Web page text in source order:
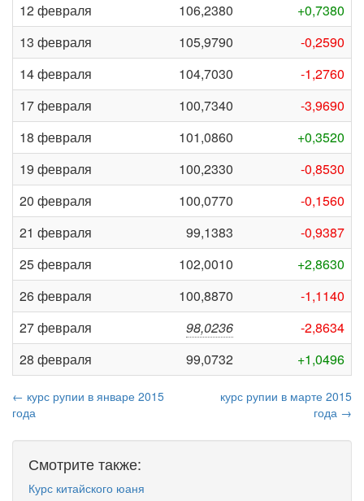
12 февраля
106,2380
+0,7380
13 февраля
105,9790
-0,2590
14 февраля
104,7030
-1,2760
17 февраля
100,7340
-3,9690
18 февраля
101,0860
+0,3520
19 февраля
100,2330
-0,8530
20 февраля
100,0770
-0,1560
21 февраля
99,1383
-0,9387
25 февраля
102,0010
+2,8630
26 февраля
100,8870
-1,1140
27 февраля
98,0236
-2,8634
28 февраля
99,0732 +1,0496
← курс рупии в январе 2015
года
курс рупии в марте 2015
года →
Смотрите также:
Курс китайского юаня